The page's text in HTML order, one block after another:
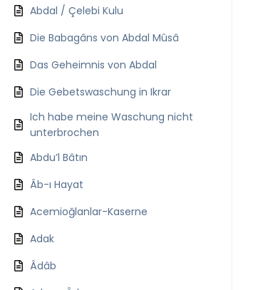
Abdal / Çelebi Kulu
Die Babagâns von Abdal Mûsâ
Das Geheimnis von Abdal
Die Gebetswaschung in Ikrar
Ich habe meine Waschung nicht
unterbrochen
Abdu’l Bâtın
Âb-ı Hayat
Acemioğlanlar-Kaserne
Adak
Âdâb